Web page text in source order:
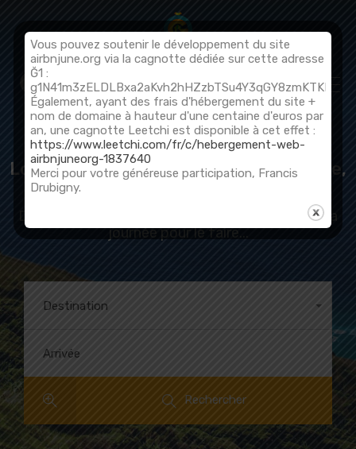
Soumettre une annonce
Locations de vacances en monnaie libre,
soyez libre de voyager avec la June !
Des vacances, c'est n'avoir rien à faire et toute la
journée pour le faire...
Destination
Tout
Arrivée
Rechercher
Vous pouvez soutenir le développement du site
airbnjune.org via la cagnotte dédiée sur cette adresse
Ğ1 :
Également, ayant des frais d'hébergement du site +
nom de domaine à hauteur d'une centaine d'euros par
an, une cagnotte Leetchi est disponible à cet effet :
https://www.leetchi.com/fr/c/hebergement-web-
airbnjuneorg-1837640
Merci pour votre généreuse participation, Francis
Drubigny.